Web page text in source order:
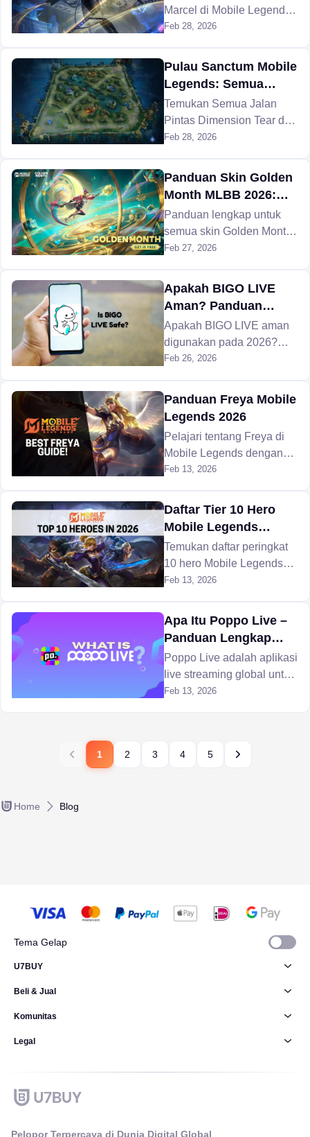
Penetrasi Sihir
Marcel di Mobile Legends
Mythic Rank, penyesuaian
mana yang mendominasi
meta peringkat tinggi tahun
2026.
Feb 28, 2026
Pulau Sanctum Mobile
Legends: Semua
Jalan Pintas
Dimension Tear &
Rute Gank
Temukan Semua Jalan
Pintas Dimension Tear dan
Rute Gank di Sanctum
Saat Ini.
Feb 28, 2026
Panduan Skin Golden
Month MLBB 2026:
Statistik, Efek & Cara
Mendapatkannya
Panduan lengkap untuk
semua skin Golden Month
MLBB di tahun 2026, seri
efek, dan cara
mengklaimnya secara
Feb 27, 2026
Apakah BIGO LIVE
Aman? Panduan
Keamanan Lengkap
untuk Pengguna
Apakah BIGO LIVE aman
digunakan pada 2026?
Pelajari risiko nyata,
dan fitur moderasi untuk
menilai keamanannya bagi
orang dewasa dan anak-
anak.
Feb 26, 2026
Panduan Freya Mobile
Legends 2026
Pelajari tentang Freya di
Mobile Legends dengan
item build terbaik, set
cara melawan musuh
terkuatnya.
Feb 13, 2026
Daftar Tier 10 Hero
Mobile Legends
Teratas (Februari
2026)
Temukan daftar peringkat
10 hero Mobile Legends
terbaik untuk Februari
dengan cepat bersama
Sora, Zetian, dan Yi Sun-
Feb 13, 2026
Apa Itu Poppo Live –
Panduan Lengkap
untuk Pemula
Poppo Live adalah aplikasi
live streaming global untuk
siaran, mengobrol, dan
menghasilkan uang.
Feb 13, 2026
1 2 3 4 5
Home Blog
Tema Gelap
Pelopor Terpercaya di Dunia Digital Global
U7BUY
Beli & Jual
Komunitas
Legal